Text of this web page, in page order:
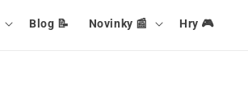
Blog 📝 Novinky 📰 Hry 🎮